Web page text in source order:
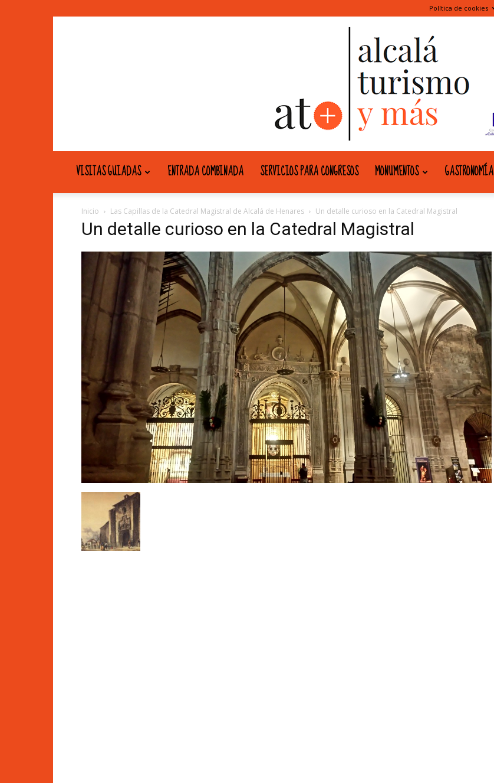
Política de cookies
turismo
y
mas
VISITAS GUIADAS ENTRADA COMBINADA SERVICIOS PARA CONGRESOS MONUMENTOS GASTRONOMÍA
Inicio Las Capillas de la Catedral Magistral de Alcalá de Henares Un detalle curioso en la Catedral Magistral
Un detalle curioso en la Catedral Magistral